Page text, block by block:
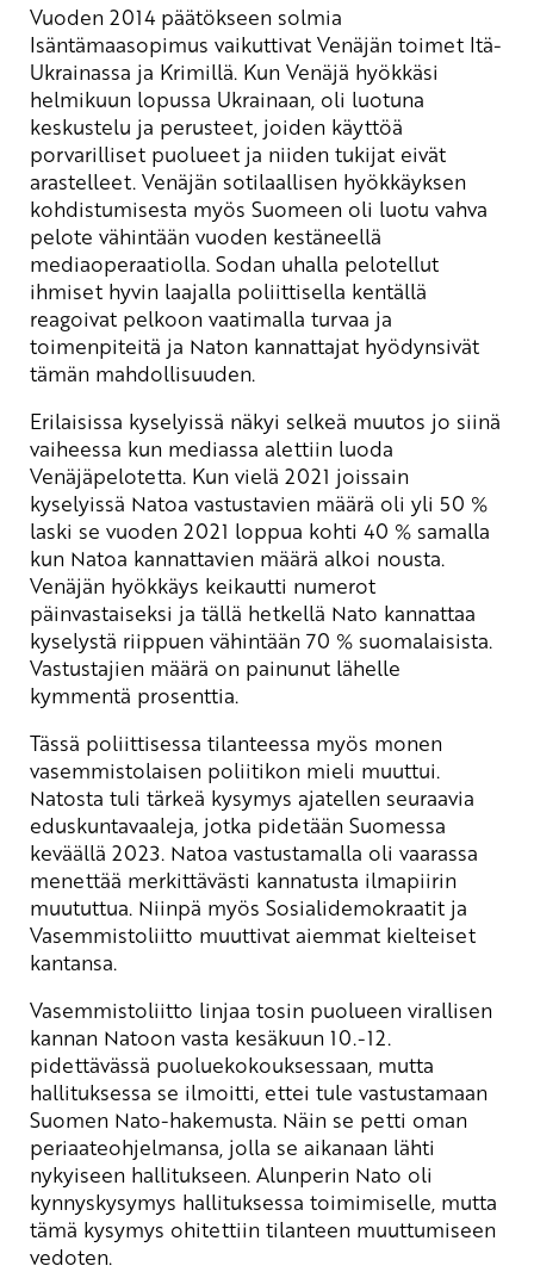
Vuoden 2014 päätökseen solmia
Isäntämaasopimus vaikuttivat Venäjän toimet Itä-
Ukrainassa ja Krimillä. Kun Venäjä hyökkäsi
helmikuun lopussa Ukrainaan, oli luotuna
keskustelu ja perusteet, joiden käyttöä
porvarilliset puolueet ja niiden tukijat eivät
arastelleet. Venäjän sotilaallisen hyökkäyksen
kohdistumisesta myös Suomeen oli luotu vahva
pelote vähintään vuoden kestäneellä
mediaoperaatiolla. Sodan uhalla pelotellut
ihmiset hyvin laajalla poliittisella kentällä
reagoivat pelkoon vaatimalla turvaa ja
toimenpiteitä ja Naton kannattajat hyödynsivät
tämän mahdollisuuden.
Erilaisissa kyselyissä näkyi selkeä muutos jo siinä
vaiheessa kun mediassa alettiin luoda
Venäjäpelotetta. Kun vielä 2021 joissain
kyselyissä Natoa vastustavien määrä oli yli 50 %
laski se vuoden 2021 loppua kohti 40 % samalla
kun Natoa kannattavien määrä alkoi nousta.
Venäjän hyökkäys keikautti numerot
päinvastaiseksi ja tällä hetkellä Nato kannattaa
kyselystä riippuen vähintään 70 % suomalaisista.
Vastustajien määrä on painunut lähelle
kymmentä prosenttia.
Tässä poliittisessa tilanteessa myös monen
vasemmistolaisen poliitikon mieli muuttui.
Natosta tuli tärkeä kysymys ajatellen seuraavia
eduskuntavaaleja, jotka pidetään Suomessa
keväällä 2023. Natoa vastustamalla oli vaarassa
menettää merkittävästi kannatusta ilmapiirin
muututtua. Niinpä myös Sosialidemokraatit ja
Vasemmistoliitto muuttivat aiemmat kielteiset
kantansa.
Vasemmistoliitto linjaa tosin puolueen virallisen
kannan Natoon vasta kesäkuun 10.-12.
pidettävässä puoluekokouksessaan, mutta
hallituksessa se ilmoitti, ettei tule vastustamaan
Suomen Nato-hakemusta. Näin se petti oman
periaateohjelmansa, jolla se aikanaan lähti
nykyiseen hallitukseen. Alunperin Nato oli
kynnyskysymys hallituksessa toimimiselle, mutta
tämä kysymys ohitettiin tilanteen muuttumiseen
vedoten.